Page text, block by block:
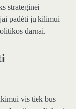
strateginei
padėti jų kilimui –
darnai.
vis tiek bus